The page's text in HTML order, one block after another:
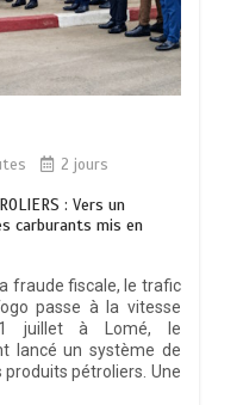
2 jours
: Vers un
carburants mis en
fraude fiscale, le trafic
passe à la vitesse
juillet à Lomé, le
lancé un système de
pétroliers. Une